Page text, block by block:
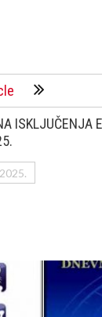
ISKLJUČENJA